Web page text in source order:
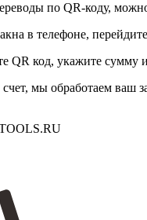
по QR-коду,
в телефоне,
QR код, укажите сумму
мы обработаем ваш